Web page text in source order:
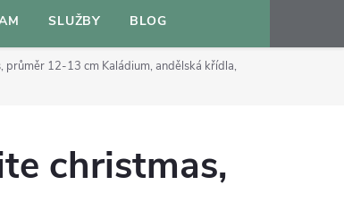
SLUŽBY BLOG
průměr 12-13 cm Kaládium, andělská křídla,
christmas,